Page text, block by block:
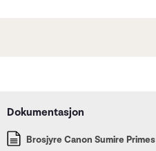
Brosjyre Canon Sumire Primes